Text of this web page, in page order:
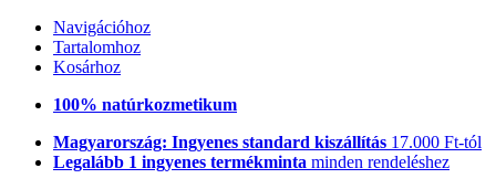
Navigációhoz
Tartalomhoz
Kosárhoz
100% natúrkozmetikum
Magyarország: Ingyenes standard kiszállítás 17.000 Ft-tól
Legalább 1 ingyenes termékminta minden rendeléshez